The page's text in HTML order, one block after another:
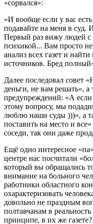
«сорвался»:
«И вообще если у вас
подавайте на меня в суд.
Первый раз вижу людей с
психикой... Вам просто
анализ всех газет и
источников. Бред
Далее последовал совет
деньги, не вам решать», а
предупреждений: «А если
этому вопросу, мы
люблю наши суды )))», а
поставить на место и
соседи, так они даже
Ещё одно интересное
центре нас посчитали
который вы обращались
внимание на больного
работники областного
охарактеризовать
довольно не праздным
полтавчанам в
принципе, в их же газете?